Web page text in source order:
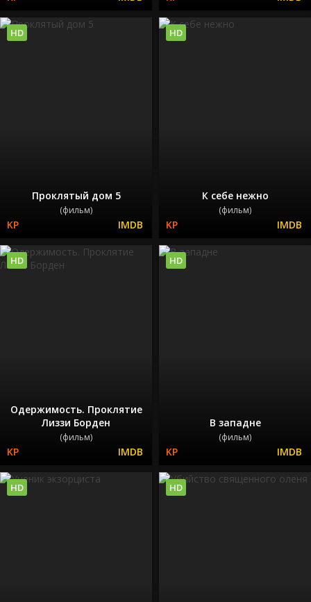
Проклятый дом 5
(фильм)
HD
К себе нежно
(фильм)
HD
Одержимость. Проклятие
Лиззи Борден
(фильм)
HD
В западне
(фильм)
HD
HD HD